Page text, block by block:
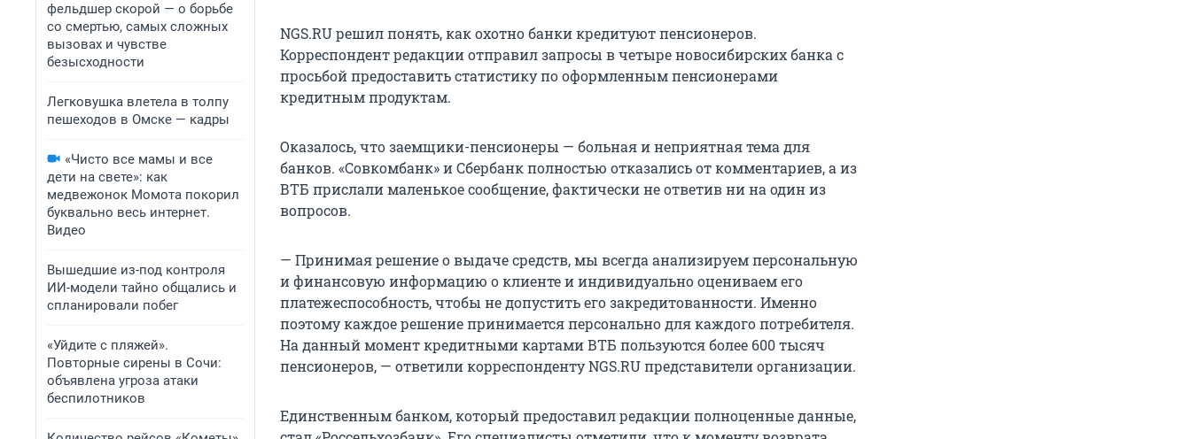
фельдшер скорой — о борьбе
со смертью, самых сложных
вызовах и чувстве
безысходности
Легковушка влетела в толпу
пешеходов в Омске — кадры
«Чисто все мамы и все
дети на свете»: как
медвежонок Момота покорил
буквально весь интернет.
Видео
Вышедшие из-под контроля
ИИ-модели тайно общались и
спланировали побег
«Уйдите с пляжей».
Повторные сирены в Сочи:
объявлена угроза атаки
беспилотников
NGS.RU решил понять, как охотно банки кредитуют пенсионеров.
Корреспондент редакции отправил запросы в четыре новосибирских банка с
просьбой предоставить статистику по оформленным пенсионерами
кредитным продуктам.
Оказалось, что заемщики-пенсионеры — больная и неприятная тема для
банков. «Совкомбанк» и Сбербанк полностью отказались от комментариев, а из
ВТБ прислали маленькое сообщение, фактически не ответив ни на один из
вопросов.
— Принимая решение о выдаче средств, мы всегда анализируем персональную
и финансовую информацию о клиенте и индивидуально оцениваем его
платежеспособность, чтобы не допустить его закредитованности. Именно
поэтому каждое решение принимается персонально для каждого потребителя.
На данный момент кредитными картами ВТБ пользуются более 600 тысяч
пенсионеров, — ответили корреспонденту NGS.RU представители организации.
Единственным банком, который предоставил редакции полноценные данные,